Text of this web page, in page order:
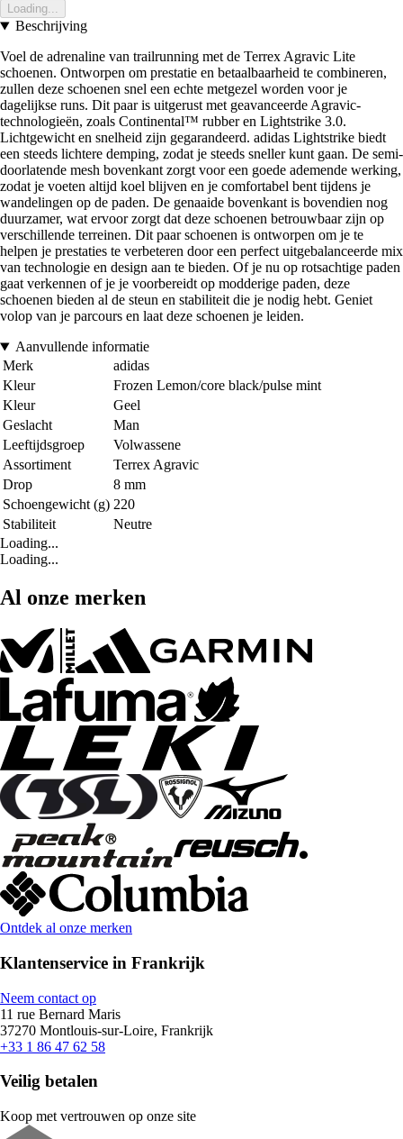
Loading...
Beschrijving
Voel de adrenaline van trailrunning met de Terrex Agravic Lite
schoenen. Ontworpen om prestatie en betaalbaarheid te combineren,
zullen deze schoenen snel een echte metgezel worden voor je
dagelijkse runs. Dit paar is uitgerust met geavanceerde Agravic-
technologieën, zoals Continental™ rubber en Lightstrike 3.0.
Lichtgewicht en snelheid zijn gegarandeerd. adidas Lightstrike biedt
een steeds lichtere demping, zodat je steeds sneller kunt gaan. De semi-
doorlatende mesh bovenkant zorgt voor een goede ademende werking,
zodat je voeten altijd koel blijven en je comfortabel bent tijdens je
wandelingen op de paden. De genaaide bovenkant is bovendien nog
duurzamer, wat ervoor zorgt dat deze schoenen betrouwbaar zijn op
verschillende terreinen. Dit paar schoenen is ontworpen om je te
helpen je prestaties te verbeteren door een perfect uitgebalanceerde mix
van technologie en design aan te bieden. Of je nu op rotsachtige paden
gaat verkennen of je je voorbereidt op modderige paden, deze
schoenen bieden al de steun en stabiliteit die je nodig hebt. Geniet
volop van je parcours en laat deze schoenen je leiden.
Aanvullende informatie
Merk
adidas
Kleur
Frozen Lemon/core black/pulse mint
Kleur
Geel
Geslacht
Man
Leeftijdsgroep
Volwassene
Assortiment
Terrex Agravic
Drop
8 mm
Schoengewicht (g) 220
Stabiliteit
Neutre
Loading...
Loading...
Al onze merken
Ontdek al onze merken
Klantenservice in Frankrijk
Neem contact op
11 rue Bernard Maris
37270 Montlouis-sur-Loire, Frankrijk
+33 1 86 47 62 58
Veilig betalen
Koop met vertrouwen op onze site